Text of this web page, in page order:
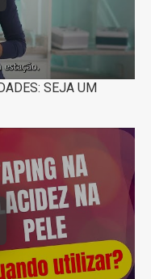
SEJA UM